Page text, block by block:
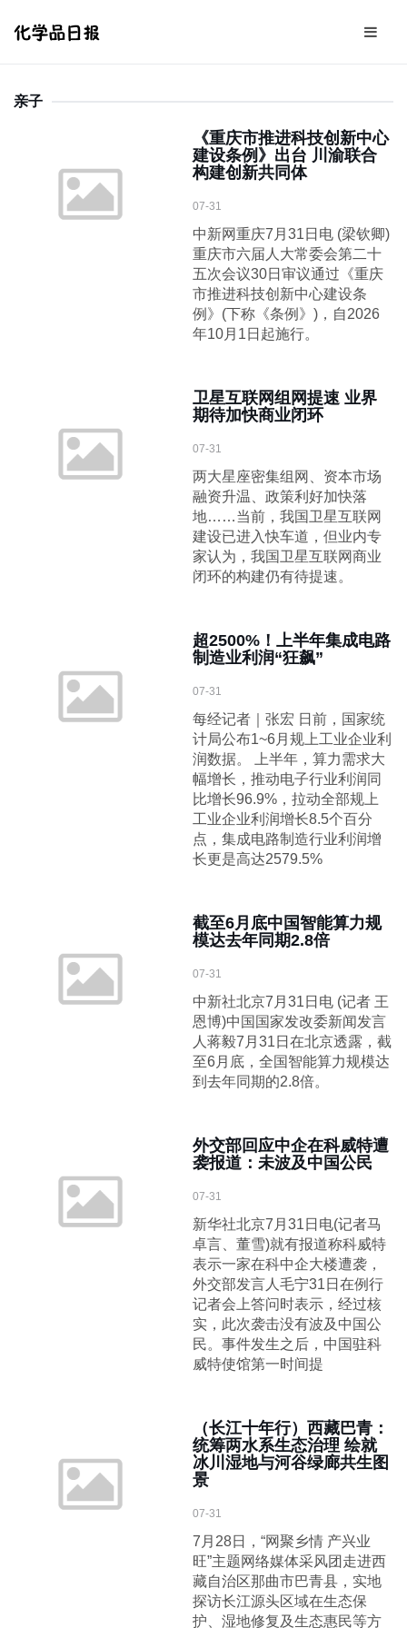
亲子
《重庆市推进科技创新中心
建设条例》出台 川渝联合
构建创新共同体
07-31
中新网重庆7月31日电 (梁钦卿)
重庆市六届人大常委会第二十
五次会议30日审议通过《重庆
市推进科技创新中心建设条
例》(下称《条例》)，自2026
年10月1日起施行。
卫星互联网组网提速 业界
期待加快商业闭环
07-31
两大星座密集组网、资本市场
融资升温、政策利好加快落
地……当前，我国卫星互联网
建设已进入快车道，但业内专
家认为，我国卫星互联网商业
闭环的构建仍有待提速。
超2500%！上半年集成电路
制造业利润“狂飙”
07-31
每经记者｜张宏 日前，国家统
计局公布1~6月规上工业企业利
润数据。 上半年，算力需求大
幅增长，推动电子行业利润同
比增长96.9%，拉动全部规上
工业企业利润增长8.5个百分
点，集成电路制造行业利润增
长更是高达2579.5%
截至6月底中国智能算力规
模达去年同期2.8倍
07-31
中新社北京7月31日电 (记者 王
恩博)中国国家发改委新闻发言
人蒋毅7月31日在北京透露，截
至6月底，全国智能算力规模达
到去年同期的2.8倍。
外交部回应中企在科威特遭
袭报道：未波及中国公民
07-31
新华社北京7月31日电(记者马
卓言、董雪)就有报道称科威特
表示一家在科中企大楼遭袭，
外交部发言人毛宁31日在例行
记者会上答问时表示，经过核
实，此次袭击没有波及中国公
民。事件发生之后，中国驻科
威特使馆第一时间提
（长江十年行）西藏巴青：
统筹两水系生态治理 绘就
冰川湿地与河谷绿廊共生图
景
07-31
7月28日，“网聚乡情 产兴业
旺”主题网络媒体采风团走进西
藏自治区那曲市巴青县，实地
探访长江源头区域在生态保
护、湿地修复及生态惠民等方